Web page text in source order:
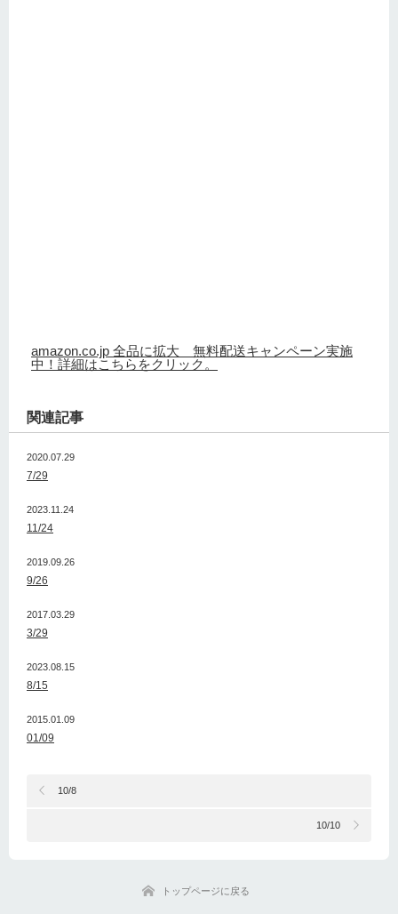
amazon.co.jp 全品に拡大 無料配送キャンペーン実施
中！詳細はこちらをクリック。
関連記事
2020.07.29
7/29
2023.11.24
11/24
2019.09.26
9/26
2017.03.29
3/29
2023.08.15
8/15
2015.01.09
01/09
10/8
10/10
トップページに戻る